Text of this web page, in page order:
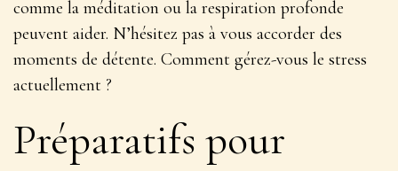
comme la méditation ou la respiration profonde
peuvent aider. N’hésitez pas à vous accorder des
moments de détente. Comment gérez-vous le stress
actuellement ?
Préparatifs pour